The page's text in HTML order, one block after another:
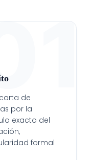
de
por la
exacto del
formal